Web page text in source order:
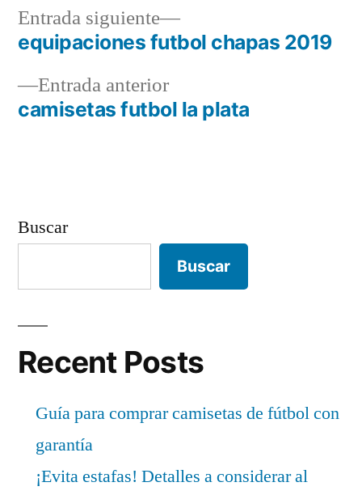
Navegación
deEntrada anteriorEntrada
anterior:
camisetas futbol la plata
Entrada siguiente
Entrada
siguiente:
equipaciones futbol chapas 2019
Buscar
Buscar
Recent Posts
Guía para comprar camisetas de fútbol con
garantía
¡Evita estafas! Detalles a considerar al